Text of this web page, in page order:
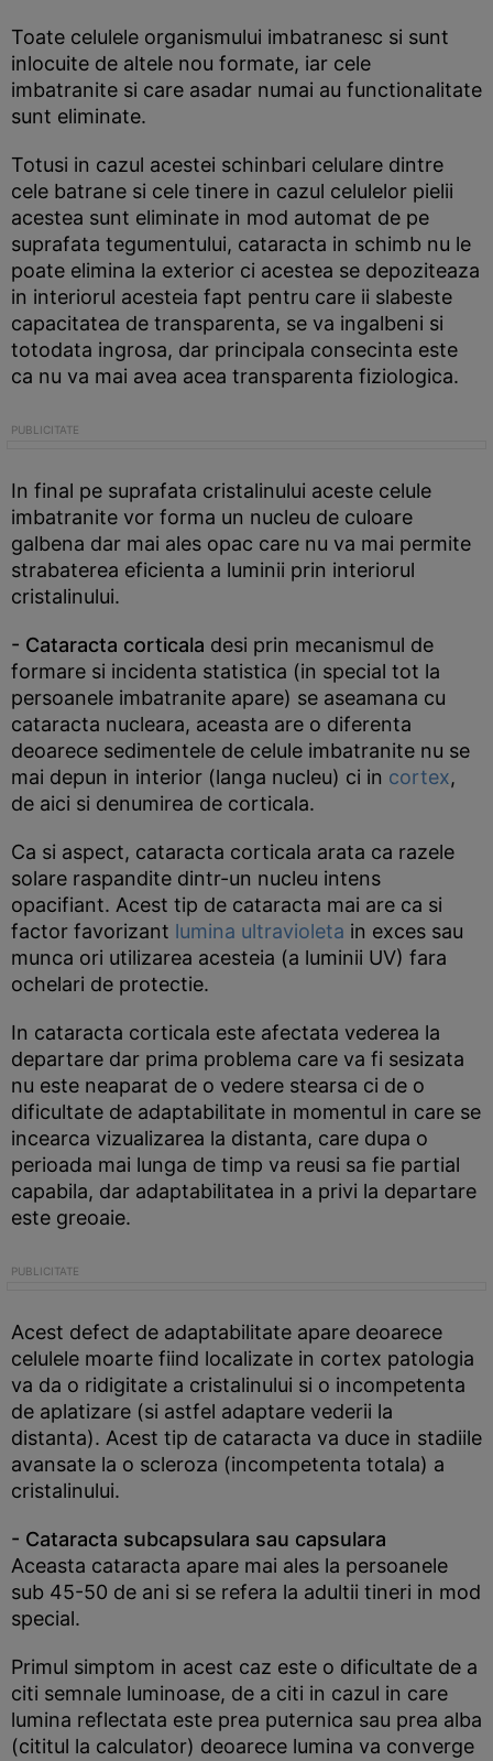
Toate celulele organismului imbatranesc si sunt
inlocuite de altele nou formate, iar cele
imbatranite si care asadar numai au functionalitate
sunt eliminate.
Totusi in cazul acestei schinbari celulare dintre
cele batrane si cele tinere in cazul celulelor pielii
acestea sunt eliminate in mod automat de pe
suprafata tegumentului, cataracta in schimb nu le
poate elimina la exterior ci acestea se depoziteaza
in interiorul acesteia fapt pentru care ii slabeste
capacitatea de transparenta, se va ingalbeni si
totodata ingrosa, dar principala consecinta este
ca nu va mai avea acea transparenta fiziologica.
In final pe suprafata cristalinului aceste celule
imbatranite vor forma un nucleu de culoare
galbena dar mai ales opac care nu va mai permite
strabaterea eficienta a luminii prin interiorul
cristalinului.
- Cataracta corticala desi prin mecanismul de
formare si incidenta statistica (in special tot la
persoanele imbatranite apare) se aseamana cu
cataracta nucleara, aceasta are o diferenta
deoarece sedimentele de celule imbatranite nu se
mai depun in interior (langa nucleu) ci in cortex,
de aici si denumirea de corticala.
Ca si aspect, cataracta corticala arata ca razele
solare raspandite dintr-un nucleu intens
opacifiant. Acest tip de cataracta mai are ca si
factor favorizant lumina ultravioleta in exces sau
munca ori utilizarea acesteia (a luminii UV) fara
ochelari de protectie.
In cataracta corticala este afectata vederea la
departare dar prima problema care va fi sesizata
nu este neaparat de o vedere stearsa ci de o
dificultate de adaptabilitate in momentul in care se
incearca vizualizarea la distanta, care dupa o
perioada mai lunga de timp va reusi sa fie partial
capabila, dar adaptabilitatea in a privi la departare
este greoaie.
Acest defect de adaptabilitate apare deoarece
celulele moarte fiind localizate in cortex patologia
va da o ridigitate a cristalinului si o incompetenta
de aplatizare (si astfel adaptare vederii la
distanta). Acest tip de cataracta va duce in stadiile
avansate la o scleroza (incompetenta totala) a
cristalinului.
- Cataracta subcapsulara sau capsulara
Aceasta cataracta apare mai ales la persoanele
sub 45-50 de ani si se refera la adultii tineri in mod
special.
Primul simptom in acest caz este o dificultate de a
citi semnale luminoase, de a citi in cazul in care
lumina reflectata este prea puternica sau prea alba
(cititul la calculator) deoarece lumina va converge